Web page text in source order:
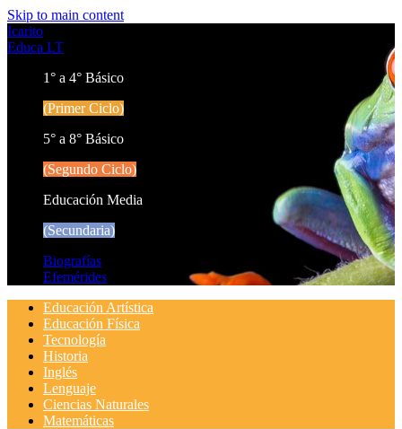
Skip to main content
Icarito
Educa LT
1° a 4° Básico
(Primer Ciclo)
5° a 8° Básico
(Segundo Ciclo)
Educación Media
(Secundaria)
Biografías
Efemérides
Educación Artística
Educación Física
Tecnología
Historia
Inglés
Lenguaje
Ciencias Naturales
Matemáticas